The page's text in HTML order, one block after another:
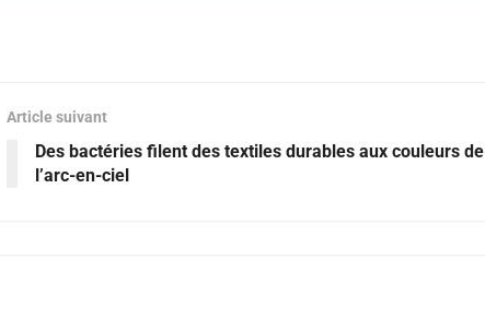
Article suivant
Des bactéries filent des textiles durables aux couleurs de
l’arc-en-ciel